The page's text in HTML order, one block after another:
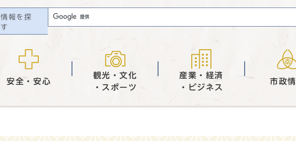
情報を探
す
安全・安心
観光・文化
・スポーツ
産業・経済
・ビジネス
市政